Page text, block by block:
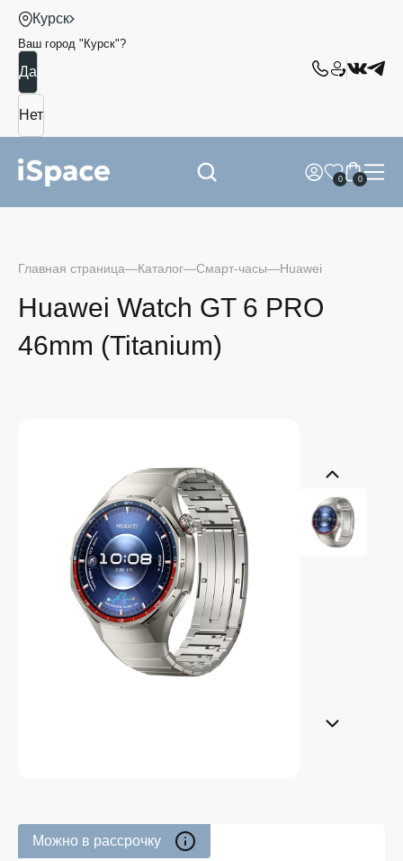
Курск
Ваш город " Курск"?
0 0
Главная страница Каталог Смарт-часы Huawei
Huawei Watch GT 6 PRO
46mm (Titanium)
Можно в рассрочку